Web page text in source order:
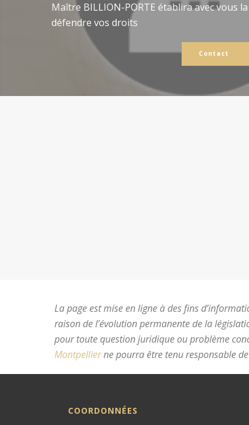
Maître BILLION-PORTE établira avec vous
défendre vos droits
Contact
La page est mise en ligne à des fins
raison de l’évolution permanente de la
pour toute question juridique ou problème
Montpellierne pourra être tenu responsable de
COORDONNÉES